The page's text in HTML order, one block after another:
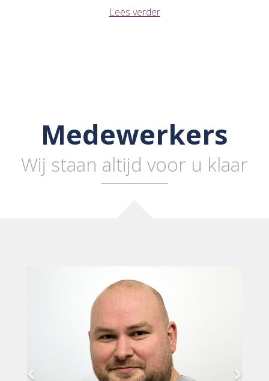
Lees verder
Medewerkers
Wij staan altijd voor u klaar